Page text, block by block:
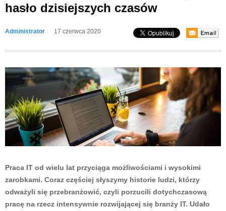
hasło dzisiejszych czasów
Administrator 17 czerwca 2020
Praca IT od wielu lat przyciąga możliwościami i wysokimi
zarobkami. Coraz częściej słyszymy historie ludzi, którzy
odważyli się przebranżowić, czyli porzucili dotychczasową
pracę na rzecz intensywnie rozwijającej się branży IT. Udało